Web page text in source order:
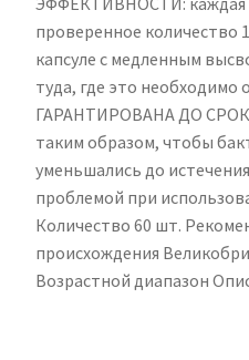
проверенное количество
капсуле с медленным
туда, где это
ГАРАНТИРОВАНА ДО СРОК
таким образом, чтобы
уменьшались до
проблемой при
Количество ‎60 шт.
происхождения
Возрастной диапазон